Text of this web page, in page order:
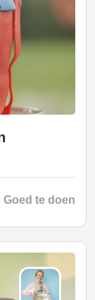
Goed te doen